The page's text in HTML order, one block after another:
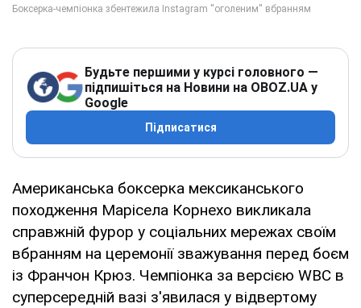
Будьте першими у курсі головного —
підпишіться на Новини на OBOZ.UA у
Google
Підписатися
Американська боксерка мексиканського
походження Марісела Корнехо викликала
справжній фурор у соціальних мережах своїм
вбранням на церемонії зважування перед боєм
із Франчон Крюз. Чемпіонка за версією WBC в
суперсередній вазі з'явилася у відвертому